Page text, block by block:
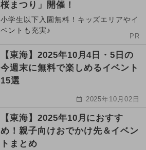
桜まつり」開催！
小学生以下入園無料！キッズエリアやイ
ベントも充実♪
PR
【東海】2025年10月4日・5日の
今週末に無料で楽しめるイベント
15選
2025年10月02日
【東海】2025年10月におすす
め！親子向けおでかけ先＆イベン
トまとめ